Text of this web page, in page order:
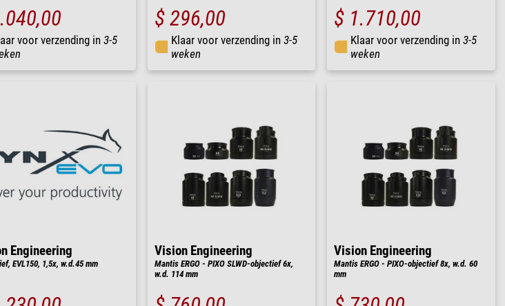
voor verzending in3-5
$ 296,00
Klaar voor verzending in 3-5
weken
$ 1.710,00
Klaar voor verzending in 3-5
weken
Engineering
EVL150, 1,5x, w.d.45 mm
Vision Engineering
Mantis ERGO - PIXO SLWD-objectief 6x,
w.d. 114 mm
Vision Engineering
Mantis ERGO - PIXO-objectief 8x, w.d. 60
mm